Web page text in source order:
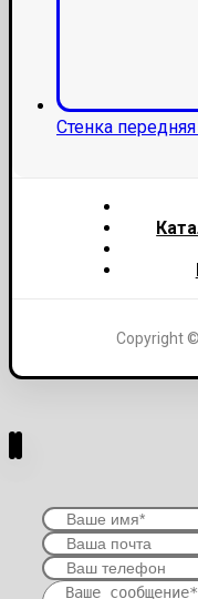
Стенка
Copyright